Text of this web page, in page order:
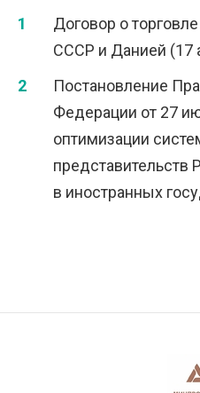
Договор о
СССР и Данией (17
Постановление
Федерации от 27
оптимизации
представительств
в иностранных